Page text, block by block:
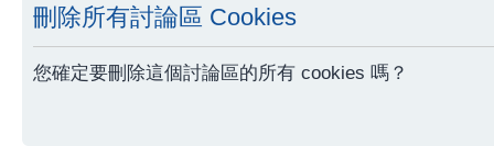
刪除所有討論區 Cookies
您確定要刪除這個討論區的所有 cookies 嗎？